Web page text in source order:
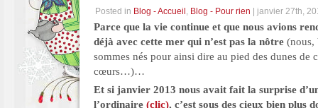
Posted in Blog - Accueil , Blog - Pour rien | janvier 27th,
Parce que la vie continue et que nous avions
déjà avec cette mer qui n’est pas la nôtre (nous,
sommes nés pour ainsi dire au pied des dunes de
cœurs…)…
Et si janvier 2013 nous avait fait la surprise
l’ordinaire (clic), c’est sous des cieux bien plus